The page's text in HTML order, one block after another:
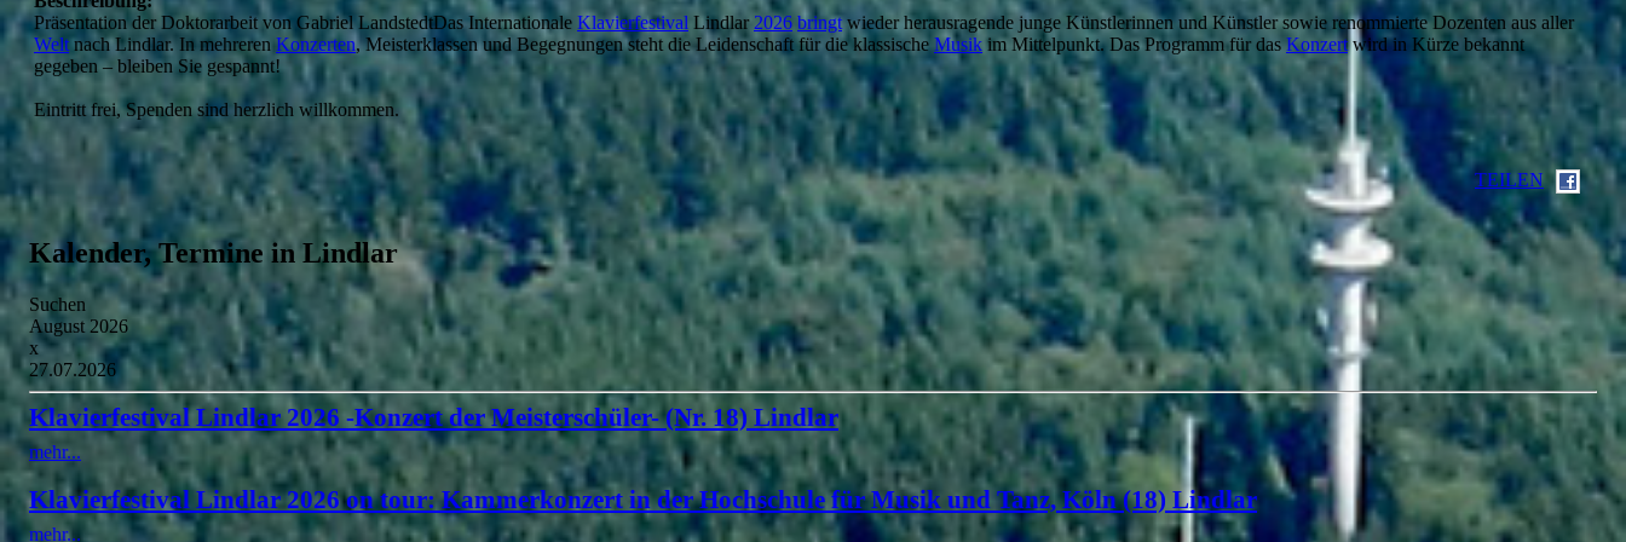
Präsentation der Doktorarbeit von Gabriel LandstedtDas Internationale Klavierfestival Lindlar 2026 bringtwieder herausragende junge Künstlerinnen und Künstler sowie renommierte Dozenten aus aller
Weltnach Lindlar. In mehreren Konzerten, Meisterklassen und Begegnungen steht die Leidenschaft für die klassische Musik im Mittelpunkt. Das Programm für dasKonzert wird in Kürze bekannt
gegeben – bleiben Sie gespannt!
Eintritt frei, Spenden sind herzlich willkommen.
TEILEN
Kalender, Termine in Lindlar
Suchen
August 2026
x
27.07.2026
Klavierfestival Lindlar 2026 -Konzert der Meisterschüler- (Nr. 18) Lindlar
mehr...
Klavierfestival Lindlar 2026 on tour: Kammerkonzert in der Hochschule für Musik und Tanz, Köln (18) Lindlar
mehr...